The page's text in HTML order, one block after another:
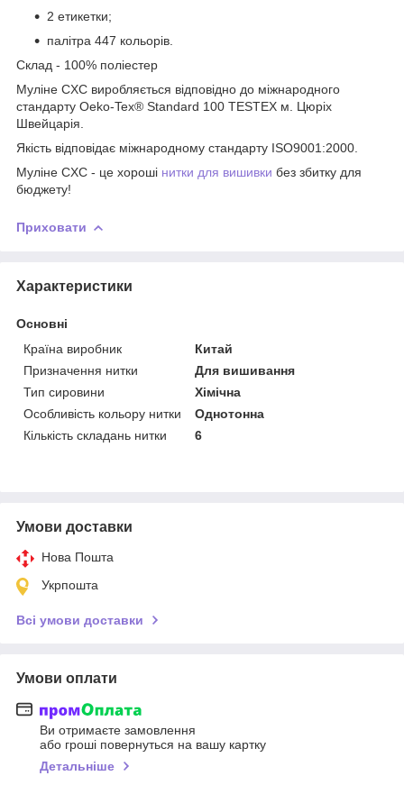
2 етикетки;
палітра 447 кольорів.
Склад - 100% поліестер
Муліне CXC виробляється відповідно до міжнародного
стандарту Oeko-Tex® Standard 100 TESTEX м. Цюріх
Швейцарія.
Якість відповідає міжнародному стандарту ISO9001:2000.
​​Муліне CXC - це хороші нитки для вишивки без збитку для
бюджету!
Приховати
Характеристики
Основні
Країна виробник
Китай
Призначення нитки
Для вишивання
Тип сировини
Хімічна
Особливість кольору нитки
Однотонна
Кількість складань нитки
6
Умови доставки
Нова Пошта
Укрпошта
Всі умови доставки
Умови оплати
Ви отримаєте замовлення
або гроші повернуться на вашу картку
Детальніше